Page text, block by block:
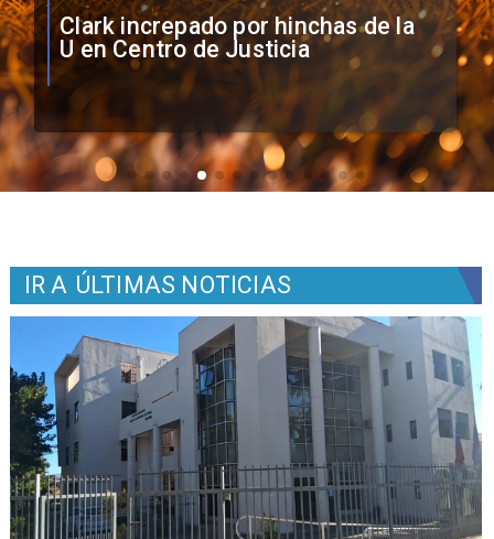
Vozinha firma contrato con Colo
Colo como nuevo arquero
IR A ÚLTIMAS NOTICIAS